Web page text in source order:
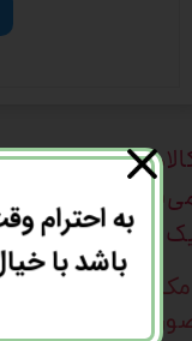
خریداری
بنابراین
ویدیو بدون
برگشت کالا
مورد قبول
به احترام
باشد با